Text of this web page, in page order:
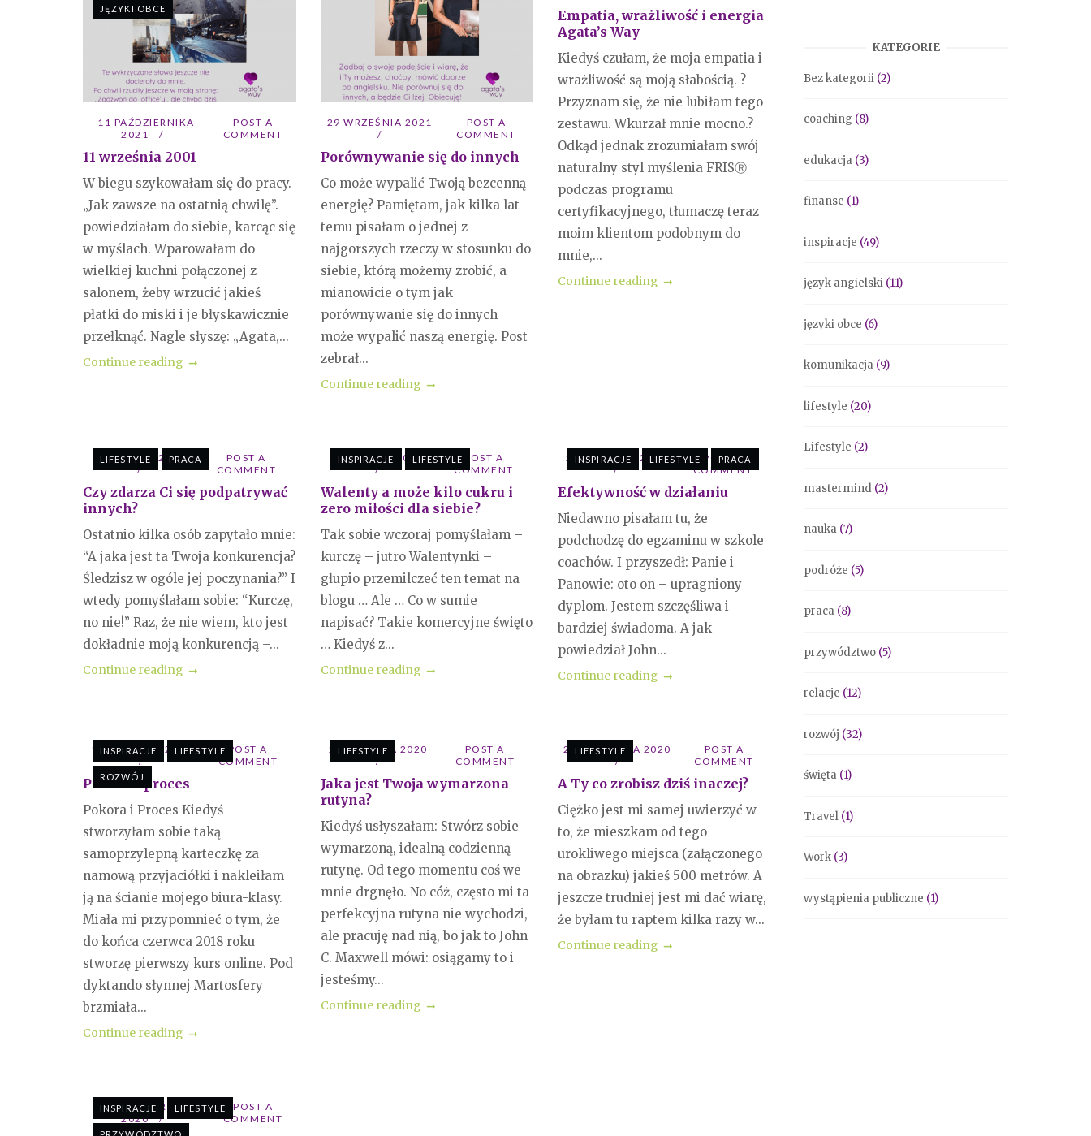
JĘZYKI OBCE
11 PAŹDZIERNIKA
2021
POST A
COMMENT
11 września 2001
W biegu szykowałam się do pracy.
„Jak zawsze na ostatnią chwilę”. –
powiedziałam do siebie, karcąc się
w myślach. Wparowałam do
wielkiej kuchni połączonej z
salonem, żeby wrzucić jakieś
płatki do miski i je błyskawicznie
przełknąć. Nagle słyszę: „Agata,...
Continue reading
29 WRZEŚNIA 2021
POST A
COMMENT
Porównywanie się do innych
Co może wypalić Twoją bezcenną
energię? Pamiętam, jak kilka lat
temu pisałam o jednej z
najgorszych rzeczy w stosunku do
siebie, którą możemy zrobić, a
mianowicie o tym jak
porównywanie się do innych
może wypalić naszą energię. Post
zebrał...
Continue reading
Empatia, wrażliwość i energia
Agata’s Way
Kiedyś czułam, że moja empatia i
wrażliwość są moją słabością. ?
Przyznam się, że nie lubiłam tego
zestawu. Wkurzał mnie mocno.?
Odkąd jednak zrozumiałam swój
naturalny styl myślenia FRISⓇ
podczas programu
certyfikacyjnego, tłumaczę teraz
moim klientom podobnym do
mnie,...
Continue reading
LIFESTYLE PRACA
26 LUTEGO 2021
POST A
COMMENT
Czy zdarza Ci się podpatrywać
innych?
Ostatnio kilka osób zapytało mnie:
“A jaka jest ta Twoja konkurencja?
Śledzisz w ogóle jej poczynania?” I
wtedy pomyślałam sobie: “Kurczę,
no nie!” Raz, że nie wiem, kto jest
dokładnie moją konkurencją –...
Continue reading
INSPIRACJE LIFESTYLE
14 LUTEGO 2021
POST A
COMMENT
Walenty a może kilo cukru i
zero miłości dla siebie?
Tak sobie wczoraj pomyślałam –
kurczę – jutro Walentynki –
głupio przemilczeć ten temat na
blogu … Ale … Co w sumie
napisać? Takie komercyjne święto
… Kiedyś z...
Continue reading
INSPIRACJE LIFESTYLE PRACA
24 STYCZNIA 2021
POST A
COMMENT
Efektywność w działaniu
Niedawno pisałam tu, że
podchodzę do egzaminu w szkole
coachów. I przyszedł: Panie i
Panowie: oto on – upragniony
dyplom. Jestem szczęśliwa i
bardziej świadoma. A jak
powiedział John...
Continue reading
INSPIRACJE LIFESTYLE
ROZWÓJ
17 STYCZNIA 2021
POST A
COMMENT
Pokora i proces
Pokora i Proces Kiedyś
stworzyłam sobie taką
samoprzylepną karteczkę za
namową przyjaciółki i nakleiłam
ją na ścianie mojego biura-klasy.
Miała mi przypomnieć o tym, że
do końca czerwca 2018 roku
stworzę pierwszy kurs online. Pod
dyktando słynnej Martosfery
brzmiała...
Continue reading
LIFESTYLE
20 GRUDNIA 2020
POST A
COMMENT
Jaka jest Twoja wymarzona
rutyna?
Kiedyś usłyszałam: Stwórz sobie
wymarzoną, idealną codzienną
rutynę. Od tego momentu coś we
mnie drgnęło. No cóż, często mi ta
perfekcyjna rutyna nie wychodzi,
ale pracuję nad nią, bo jak to John
C. Maxwell mówi: osiągamy to i
jesteśmy...
Continue reading
LIFESTYLE
29 LISTOPADA 2020
POST A
COMMENT
A Ty co zrobisz dziś inaczej?
Ciężko jest mi samej uwierzyć w
to, że mieszkam od tego
urokliwego miejsca (załączonego
na obrazku) jakieś 500 metrów. A
jeszcze trudniej jest mi dać wiarę,
że byłam tu raptem kilka razy w...
Continue reading
INSPIRACJE LIFESTYLE
PRZYWÓDZTWO
25 PAŹDZIERNIKA
2020
POST A
COMMENT
KATEGORIE
Bez kategorii (2)
coaching (8)
edukacja (3)
finanse (1)
inspiracje (49)
język angielski (11)
języki obce (6)
komunikacja (9)
lifestyle (20)
Lifestyle (2)
mastermind (2)
nauka (7)
podróże (5)
praca (8)
przywództwo (5)
relacje (12)
rozwój (32)
święta (1)
Travel (1)
Work (3)
wystąpienia publiczne (1)